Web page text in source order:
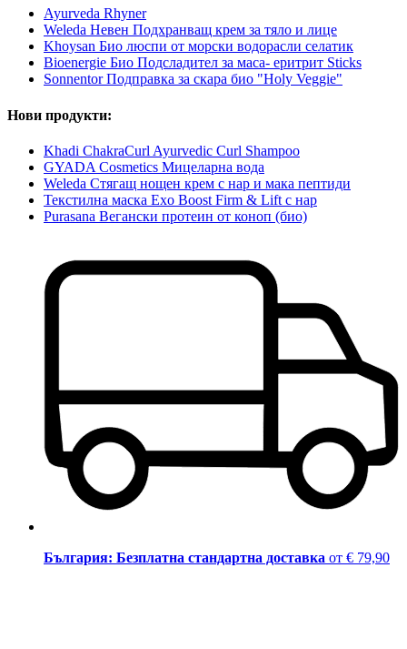
Ayurveda Rhyner
Weleda Невен Подхранващ крем за тяло и лице
Khoysan Био люспи от морски водорасли селатик
Bioenergie Био Подсладител за маса- еритрит Sticks
Sonnentor Подправка за скара био "Holy Veggie"
Нови продукти:
Khadi ChakraCurl Ayurvedic Curl Shampoo
GYADA Cosmetics Мицеларна вода
Weleda Стягащ нощен крем с нар и мака пептиди
Текстилна маска Exo Boost Firm & Lift с нар
Purasana Вегански протеин от коноп (био)
България: Безплатна стандартна доставка от € 79,90